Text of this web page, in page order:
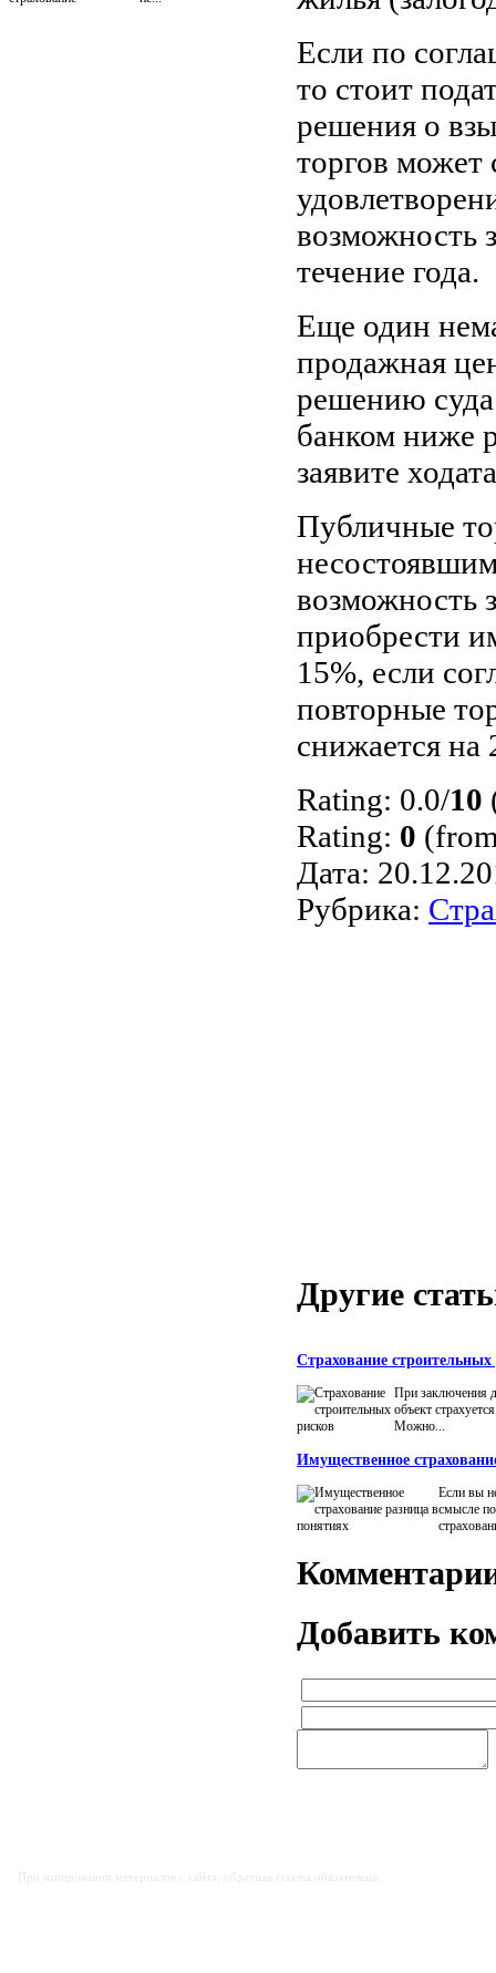
Если по
то стоит
решения о
торгов может
возможность
течение года.
Еще один
продажная
решению
банком ниже
заявите
Публичные
возможность
приобрести
15%, если
повторные
снижается на
Rating: 0.0/10
Rating: 0
Дата:
Рубрика:
Другие
Страхование строительных
При заключения
объект
Можно...
Имущественное
Если вы
смысле
Добавить
При копировании материалов с сайта, обратная ссылка обязательна.